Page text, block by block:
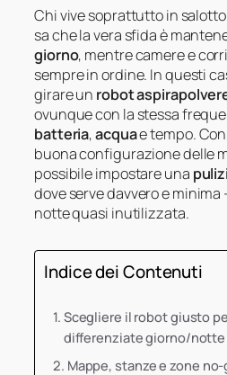
Chi vive soprattutto in
sa che la vera sfida è
giorno, mentre camere e
sempre in ordine. In questi
girare un robot
ovunque con la stessa
batteria,acquae tempo.
buona configurazione delle
possibile impostare una
dove serve davvero e minima
notte quasi inutilizzata.
Indice dei Contenuti
Scegliere il robot giusto
differenziate giorno/notte
Mappe, stanze e zone